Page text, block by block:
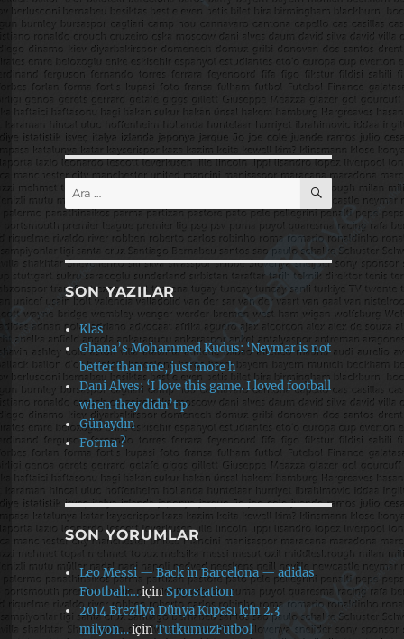
Ara: ARA
SON YAZILAR
Klas
Ghana’s Mohammed Kudus: ‘Neymar is not
better than me, just more h
Dani Alves: ‘I love this game. I loved football
when they didn’t p
Günaydın
Forma ?
SON YORUMLAR
Leo Messi — Back in Barcelona — adidas
Football:…içinSporstation
2014 Brezilya Dünya Kupası için 2.3
milyon…içinTutkumuzFutbol